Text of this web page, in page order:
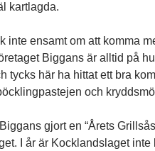
kartlagda.
inte ensamt om att komma
Biggans är alltid på
tycks här ha hittat ett bra
och
gjort en “Årets
I år är Kocklandslaget